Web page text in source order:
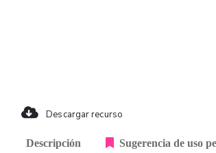
Descargar recurso
Descripción Sugerencia de uso